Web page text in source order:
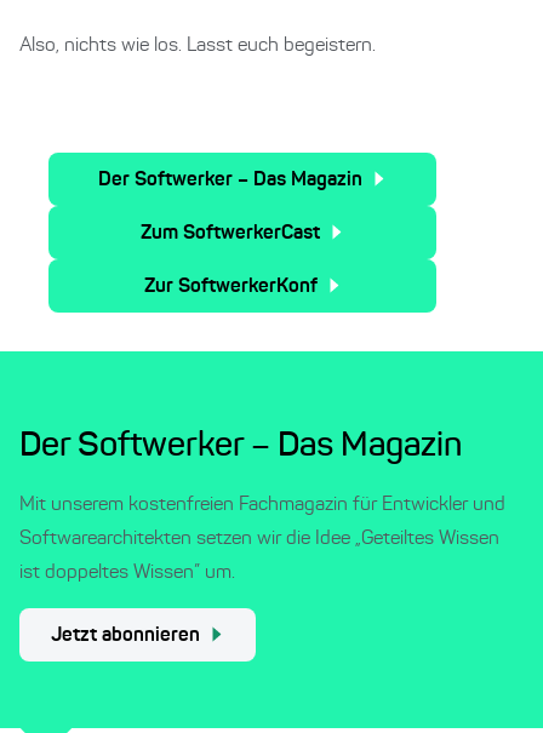
Also, nichts wie los. Lasst euch begeistern.
Der Softwerker – Das Magazin
Zum SoftwerkerCast
Zur SoftwerkerKonf
Der Softwerker – Das Magazin
Mit unserem kostenfreien Fachmagazin für Entwickler und
Softwarearchitekten setzen wir die Idee „Geteiltes Wissen
ist doppeltes Wissen” um.
Jetzt abonnieren